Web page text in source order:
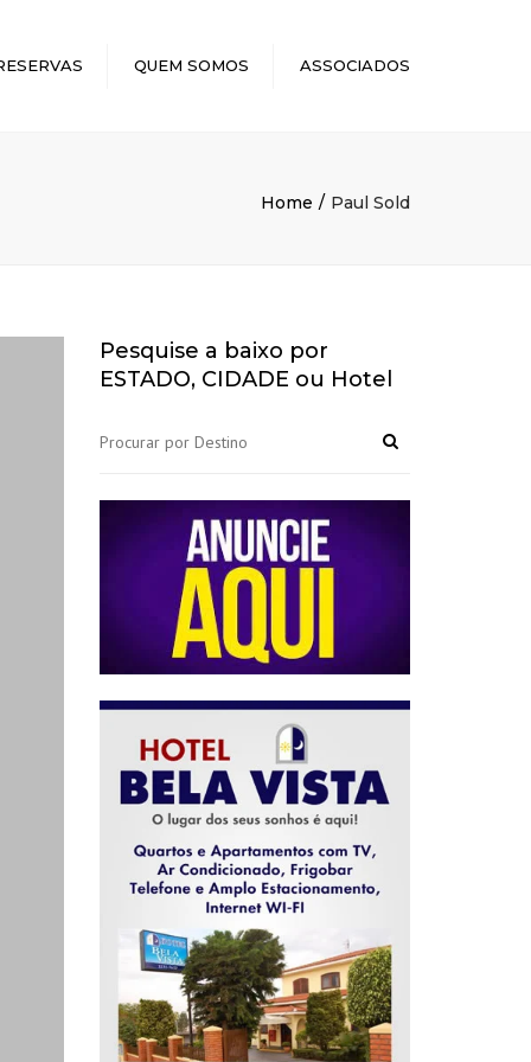
QUEM SOMOS ASSOCIADOS
Home Paul Sold
Pesquise a baixo por
ESTADO, CIDADE ou Hotel